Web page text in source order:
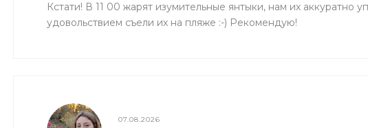
Кстати! В 11 00 жарят изумительные янтыки, нам их аккуратно
удовольствием съели их на пляже :-) Рекомендую!
07.08.2026